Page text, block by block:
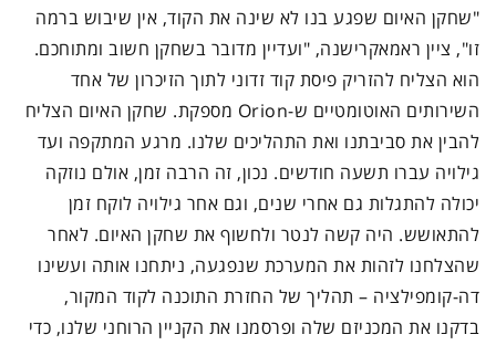
"שחקן האיום שפגע בנו לא שינה את הקוד, אין שיבוש ברמה
זו", ציין ראמאקרישנה, "ועדיין מדובר בשחקן חשוב ומתוחכם.
הוא הצליח להזריק פיסת קוד זדוני לתוך הזיכרון של אחד
השירותים האוטומטיים ש-Orion מספקת. שחקן האיום הצליח
להבין את סביבתנו ואת התהליכים שלנו. מרגע המתקפה ועד
גילויה עברו תשעה חודשים. נכון, זה הרבה זמן, אולם נוזקה
יכולה להתגלות גם אחרי שנים, וגם אחר גילויה לוקח זמן
להתאושש. היה קשה לנטר ולחשוף את שחקן האיום. לאחר
שהצלחנו לזהות את המערכת שנפגעה, ניתחנו אותה ועשינו
דה-קומפילציה – תהליך של החזרת התוכנה לקוד המקור,
בדקנו את המכניזם שלה ופרסמנו את הקניין הרוחני שלנו, כדי